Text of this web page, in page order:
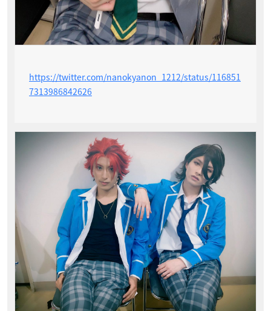
https://twitter.com/nanokyanon_1212/status/116851
7313986842626